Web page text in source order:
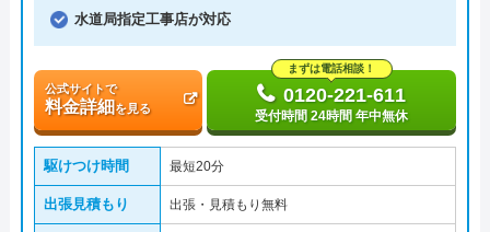
水道局指定工事店が対応
公式サイトで
料金詳細 を見る
まずは電話相談！
0120-221-611
受付時間 24時間 年中無休
駆けつけ時間 最短20分
出張見積もり 出張・見積もり無料